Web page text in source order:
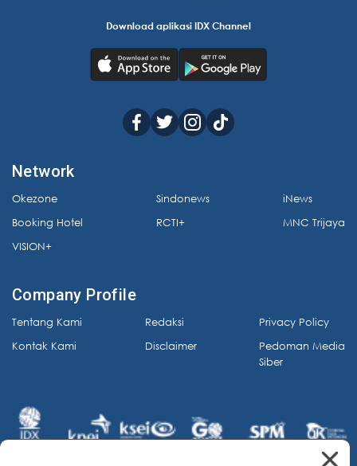
Download aplikasi IDX Channel
Network
Okezone
Booking Hotel
VISION+
Sindonews
RCTI+
iNews
MNC Trijaya
Company Profile
Tentang Kami
Kontak Kami
Redaksi
Disclaimer
Privacy Policy
Pedoman Media
Siber